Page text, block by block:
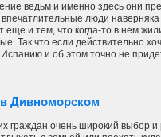
ведьм и именно здесь они
люди
еще и тем, что когда-то в нем
Так что если действительно
и об этом точно не
Дивноморском
граждан очень широкий выбор